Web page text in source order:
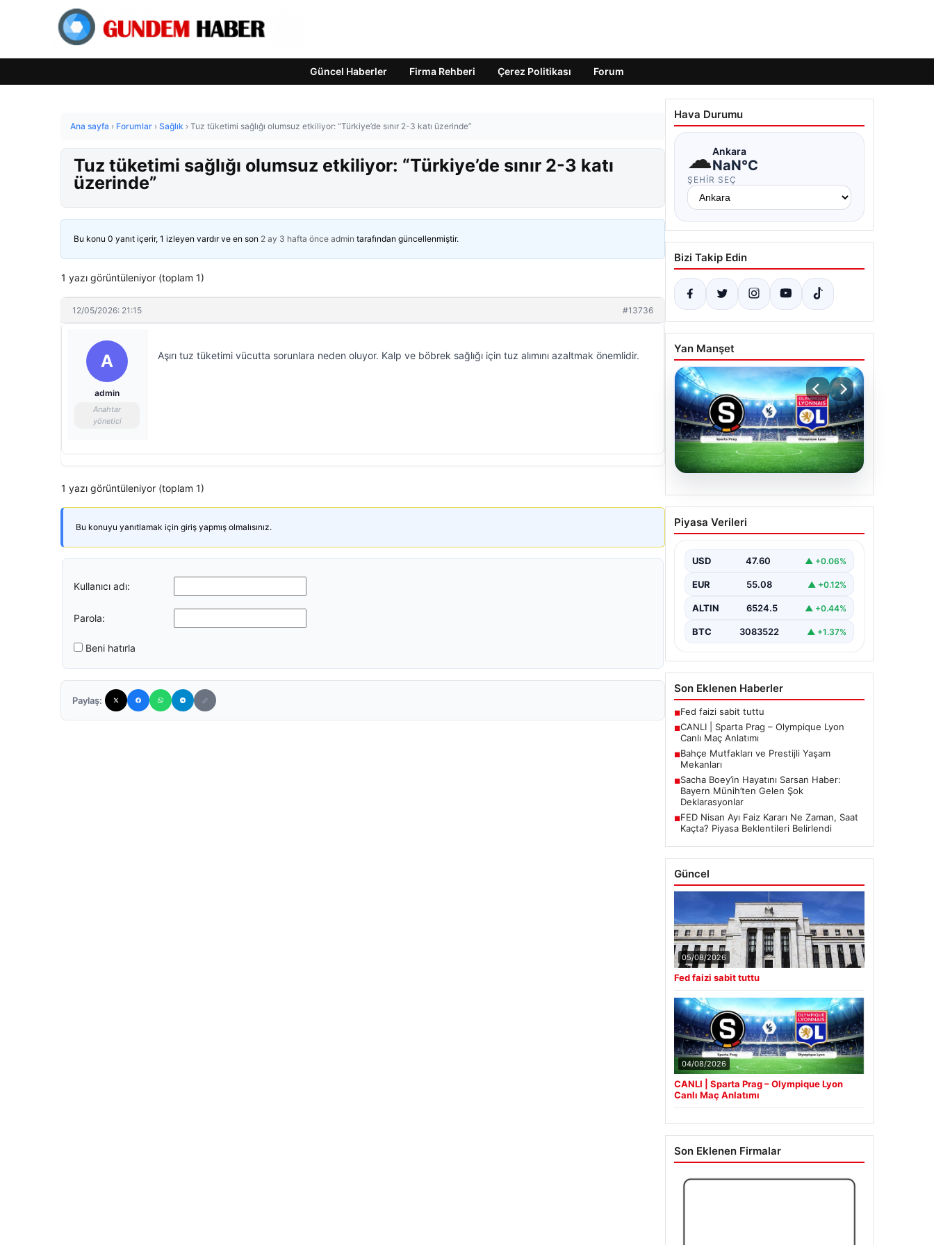
Güncel Haberler Firma Rehberi Çerez Politikası Forum
Ana sayfa › Forumlar › Sağlık › Tuz tüketimi sağlığı olumsuz etkiliyor: “Türkiye’de sınır 2-3 katı üzerinde”
Tuz tüketimi sağlığı olumsuz etkiliyor: “Türkiye’de sınır 2-3 katı
üzerinde”
Bu konu 0 yanıt içerir, 1 izleyen vardır ve en son 2 ay 3 hafta önce admin tarafından güncellenmiştir.
1 yazı görüntüleniyor (toplam 1)
12/05/2026: 21:15 #13736
A
admin
Anahtar
yönetici
Aşırı tuz tüketimi vücutta sorunlara neden oluyor. Kalp ve böbrek sağlığı için tuz alımını azaltmak önemlidir.
1 yazı görüntüleniyor (toplam 1)
Bu konuyu yanıtlamak için giriş yapmış olmalısınız.
Kullanıcı adı:
Parola:
Beni hatırla
Paylaş:
Hava Durumu
☁Ankara
NaN°C
ŞEHIR SEÇ
Bizi Takip Edin
Yan Manşet
Bahçe Mutfakları ve
Prestijli Yaşam Mekanları
bir dönüşüm yaşamaktadır. Baştan
Piyasa Verileri
USD 47.60 ▲ +0.06%
55.08 ▲ +0.12%
▲ +0.44%
3083522 ▲ +1.37%
Son Eklenen Haberler
Fed faizi sabit tuttu
CANLI | Sparta Prag – Olympique Lyon
Canlı Maç Anlatımı
Bahçe Mutfakları ve Prestijli Yaşam
Sacha Boey’in Hayatını Sarsan Haber:
Bayern Münih’ten Gelen Şok
Deklarasyonlar
FED Nisan Ayı Faiz Kararı Ne Zaman, Saat
Kaçta? Piyasa Beklentileri Belirlendi
Güncel
05/08/2026
Fed faizi sabit tuttu
04/08/2026
CANLI | Sparta Prag – Olympique Lyon
Canlı Maç Anlatımı
Son Eklenen Firmalar